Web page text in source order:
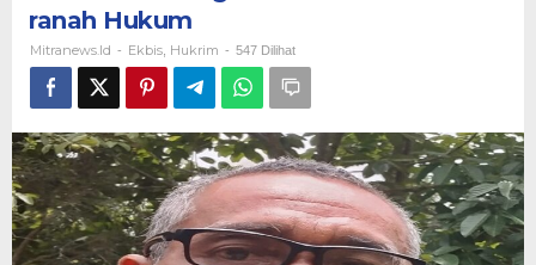
Pengelola
MBG
Diseret
ke
ranah
Hukum
ranah Hukum
Mitranews.id - Ekbis Hukrim - 547 Dilihat